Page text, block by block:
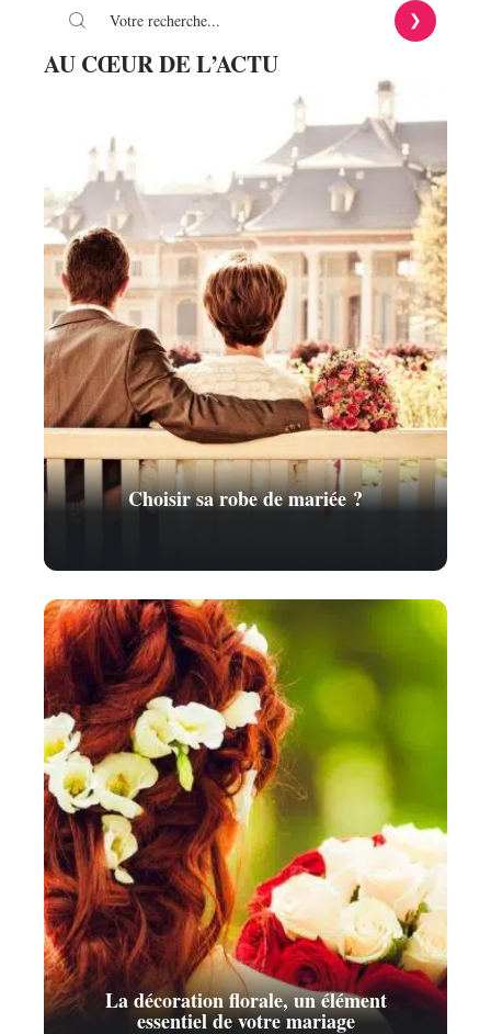
AU CŒUR DE L’ACTU
Choisir sa robe de mariée ?
La décoration florale, un élément
essentiel de votre mariage